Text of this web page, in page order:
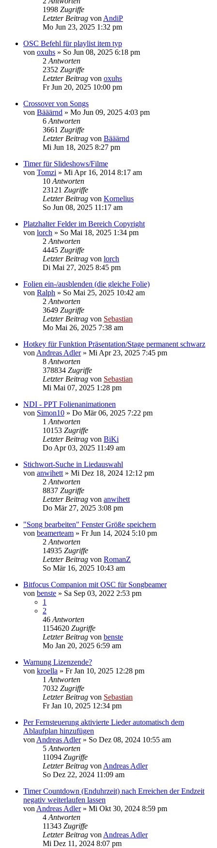
1998 Zugriffe
Letzter Beitrag von AndiP
Mo Jun 23, 2025 1:32 pm
OSC Befehl für playlist item typ
von oxuhs » So Jun 08, 2025 6:18 pm
2 Antworten
2352 Zugriffe
Letzter Beitrag von oxuhs
Fr Jun 20, 2025 10:00 pm
Crossover von Songs
von Bääärnd » Mo Jun 09, 2025 4:03 pm
6 Antworten
3661 Zugriffe
Letzter Beitrag von Bääärnd
Mi Jun 18, 2025 8:27 pm
Timer für Slideshows/Filme
von Tomzi » Mi Apr 16, 2014 8:17 am
10 Antworten
23121 Zugriffe
Letzter Beitrag von Kornelius
So Jun 08, 2025 11:17 am
Platzhalter Felder im Bereich Copyright
von lorch » So Mai 18, 2025 1:34 pm
2 Antworten
4445 Zugriffe
Letzter Beitrag von lorch
Di Mai 27, 2025 8:45 pm
Folien ein-/ausblenden (die gleiche Folie)
von Ralph » So Mai 25, 2025 10:42 am
2 Antworten
3649 Zugriffe
Letzter Beitrag von Sebastian
Mo Mai 26, 2025 7:38 am
Hotkey für Funktion Präsentation/Stage permanent schwarz
von Andreas Adler» Mi Apr 23, 2025 7:45 pm
8 Antworten
378834 Zugriffe
Letzter Beitrag von Sebastian
Mi Mai 07, 2025 1:28 pm
NDI - PPT Folienanimationen
von Simon10 » Do Mär 06, 2025 7:22 pm
1 Antworten
10153 Zugriffe
Letzter Beitrag von BiKi
Do Apr 03, 2025 11:49 am
Stichwort-Suche in Liedauswahl
von anwihett » Mi Dez 18, 2024 12:12 pm
2 Antworten
8837 Zugriffe
Letzter Beitrag von anwihett
Do Mär 27, 2025 3:08 pm
"Song bearbeiten" Fenster Größe speichern
von beamerteam » Fr Jun 14, 2024 5:10 pm
2 Antworten
14935 Zugriffe
Letzter Beitrag von RomanZ
So Mär 16, 2025 10:43 am
Bitfocus Companion mit OSC für Songbeamer
von benste » Sa Sep 03, 2022 2:53 pm
1
2
46 Antworten
1154620 Zugriffe
Letzter Beitrag von benste
Mo Jan 20, 2025 6:59 am
Warnung Lizenzende?
von kroella » Fr Jan 10, 2025 12:28 pm
1 Antworten
7032 Zugriffe
Letzter Beitrag von Sebastian
Fr Jan 10, 2025 12:34 pm
Per Fernsteuerung aktivierte Lieder automatisch dem
Ablaufplan hinzufügen
von Andreas Adler» So Dez 08, 2024 10:55 am
5 Antworten
11094 Zugriffe
Letzter Beitrag von Andreas Adler
So Dez 22, 2024 11:09 am
Timer Countdown (Enduhrzeit) nach Erreichen der Endzeit
negativ weiterlaufen lassen
von Andreas Adler» Mi Okt 30, 2024 8:59 pm
4 Antworten
11343 Zugriffe
Letzter Beitrag von Andreas Adler
Mi Dez 11, 2024 8:07 pm